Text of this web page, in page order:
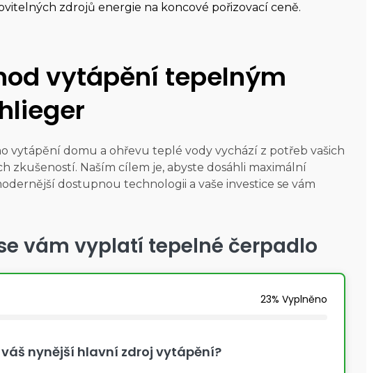
zdrojů energie na koncové pořizovací ceně.
vytápění tepelným
vytápění domu a ohřevu teplé vody vychází z potřeb vašich
zkušeností. Naším cílem je, abyste dosáhli maximální
dostupnou technologii a vaše investice se vám
vám vyplatí tepelné čerpadlo
23% Vyplněno
váš nynější hlavní zdroj vytápění?